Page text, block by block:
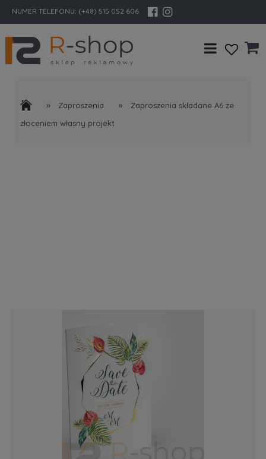
NUMER TELEFONU: (+48) 515 052 606
» Zaproszenia »
Zaproszenia składane A6 ze
złoceniem własny projekt